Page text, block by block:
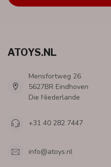
ATOYS.NL
Mensfortweg 26
5627BR Eindhoven
Die Niederlande
+31 40 282 7447
info@atoys.nl